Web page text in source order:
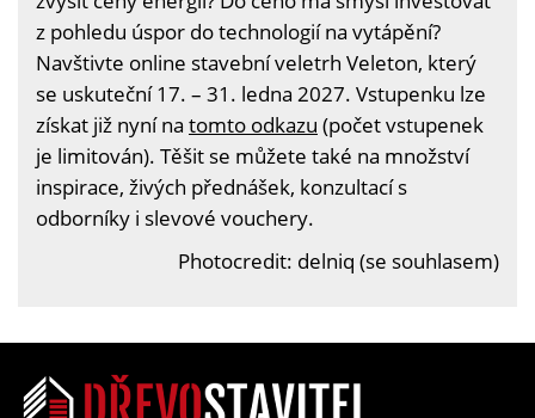
z pohledu úspor do technologií na vytápění?
Navštivte online stavební veletrh Veleton, který
se uskuteční 17. – 31. ledna 2027. Vstupenku lze
získat již nyní na tomto odkazu (počet vstupenek
je limitován). Těšit se můžete také na množství
inspirace, živých přednášek, konzultací s
odborníky i slevové vouchery.
Photocredit: delniq (se souhlasem)